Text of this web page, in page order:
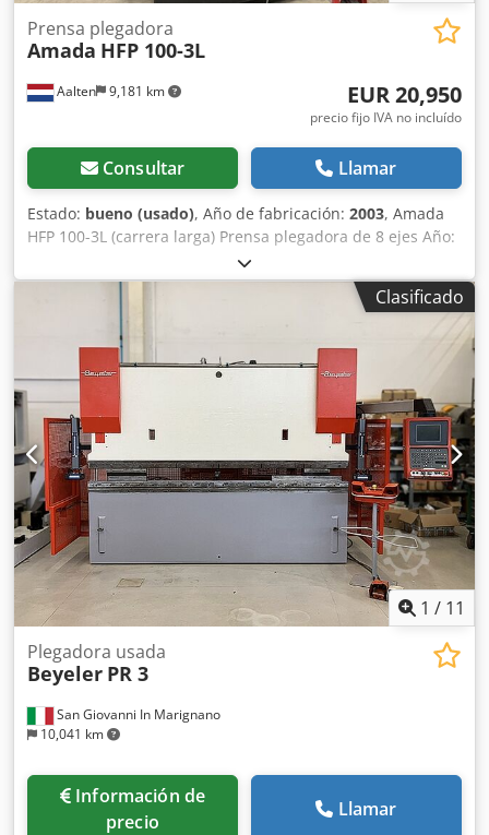
Aalten 9,181 km
Prensa plegadora
Amada HFP 100-3L
EUR 20,950
precio fijo IVA no incluído
Consultar Llamar
Estado: bueno (usado), Año de fabricación: 2003, Amada
HFP 100-3L (carrera larga) Prensa plegadora de 8 ejes Año:
2003 Tonelaje: 100 toneladas Máx. Longitud de curvatura:
3110 mm Carrera estándar: 350 mm Velocidad de
aproximación: 100 mm/seg. Velocidad de plegado: 10
kilogramos Dimensiones Longitud de la máquina: 4498 mm
Ancho de la máquina: 2450 mm Chodpfx Akovn S I Djbsa
Ancho de haz: 60 mm Distancia entre marcos laterales:
2705 mm Altura de la máquina: 2860 mm Altura abierta:
620 mm Tipo de control CNC: AMNC Pantalla: pantalla
táctil Akas seguridad láser Ejes direccionales: 8 ejes, Y1,
Y2, X1, X2, R1, R2, Z1, Z2 Documentación disponible
Sistema de medición de ángulos Digipro Se suministra con
1 juego de herramientas.
Clasificado
1 / 11
San Giovanni In Marignano
10,041 km
Plegadora usada
Beyeler PR 3
Información de
precio
Llamar